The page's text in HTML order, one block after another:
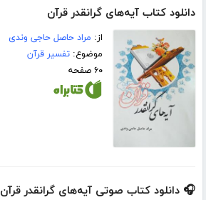
دانلود کتاب آیه‌های گرانقدر قرآن
از: مراد حاصل حاجی وندی
موضوع:تفسیر قرآن
۶۰ صفحه
🎧 دانلود کتاب صوتی آیه‌های گرانقدر قرآن